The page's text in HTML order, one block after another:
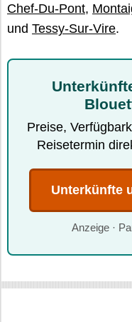
Chef-Du-Pont,
und Tessy-Sur-Vire.
Preise,
Reisetermin
Unterkünfte
Anzeige ·